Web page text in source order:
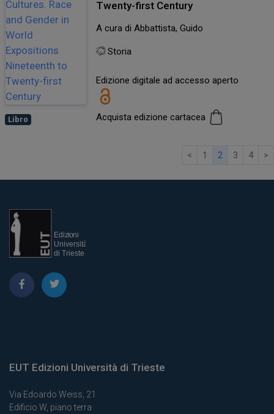
Libro
Twenty-first Century
A cura di Abbattista, Guido
Storia
Edizione digitale ad accesso aperto
Acquista edizione cartacea
< 1 2 3 4 >
EUT Edizioni Università di Trieste
Via Edoardo Weiss, 21
Edificio W, piano terra